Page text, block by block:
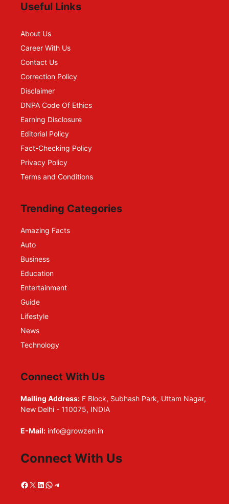
Useful Links
About Us
Career With Us
Contact Us
Correction Policy
Disclaimer
DNPA Code Of Ethics
Earning Disclosure
Editorial Policy
Fact-Checking Policy
Privacy Policy
Terms and Conditions
Trending Categories
Amazing Facts
Auto
Business
Education
Entertainment
Guide
Lifestyle
News
Technology
Connect With Us
Mailing Address: F Block, Subhash Park, Uttam Nagar,
New Delhi - 110075, INDIA
E-Mail: info@growzen.in
Connect With Us
Facebook
X LinkedIn
WhatsApp
Telegram